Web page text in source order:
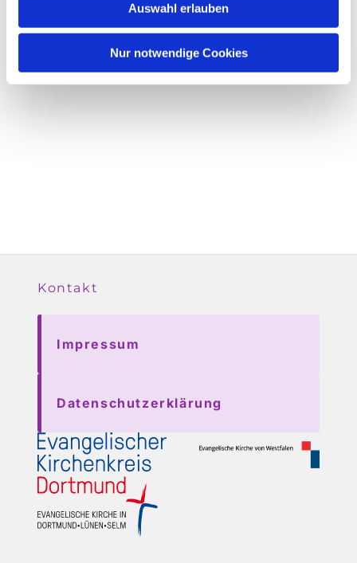
Auswahl erlauben
Nur notwendige Cookies
Kontakt
Impressum
Datenschutzerklärung